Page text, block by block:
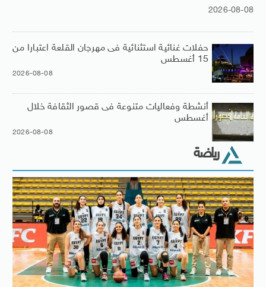
2026-08-08
حفلات غنائية استثنائية فى مهرجان القلعة اعتبارا من
15 أغسطس
2026-08-08
أنشطة وفعاليات متنوعة فى قصور الثقافة خلال
أغسطس
2026-08-08
رياضة